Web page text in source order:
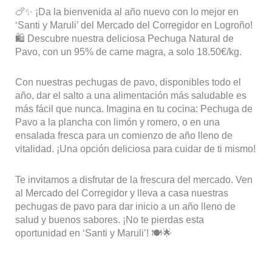
🍗✨ ¡Da la bienvenida al año nuevo con lo mejor en
‘Santi y Maruli’ del Mercado del Corregidor en Logroño!
🛍️ Descubre nuestra deliciosa Pechuga Natural de
Pavo, con un 95% de carne magra, a solo 18.50€/kg.
Con nuestras pechugas de pavo, disponibles todo el
año, dar el salto a una alimentación más saludable es
más fácil que nunca. Imagina en tu cocina: Pechuga de
Pavo a la plancha con limón y romero, o en una
ensalada fresca para un comienzo de año lleno de
vitalidad. ¡Una opción deliciosa para cuidar de ti mismo!
Te invitamos a disfrutar de la frescura del mercado. Ven
al Mercado del Corregidor y lleva a casa nuestras
pechugas de pavo para dar inicio a un año lleno de
salud y buenos sabores. ¡No te pierdas esta
oportunidad en ‘Santi y Maruli’! 🍽️🌟